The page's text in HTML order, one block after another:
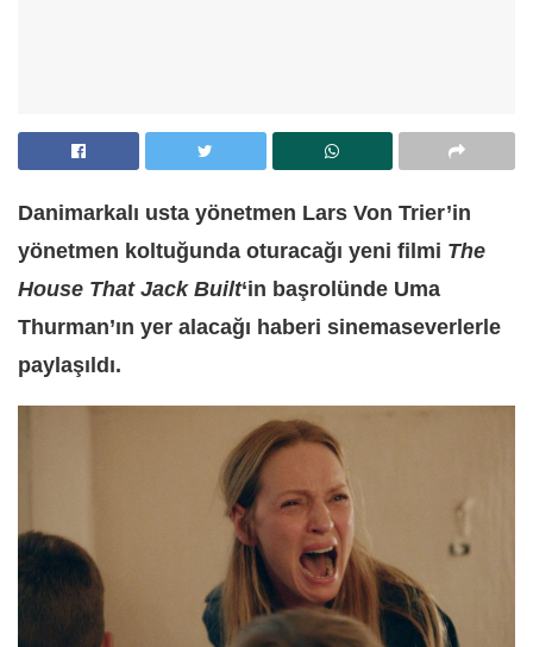
Danimarkalı usta yönetmen Lars Von Trier’in
yönetmen koltuğunda oturacağı yeni filmi The
House That Jack Built‘in başrolünde Uma
Thurman’ın yer alacağı haberi sinemaseverlerle
paylaşıldı.